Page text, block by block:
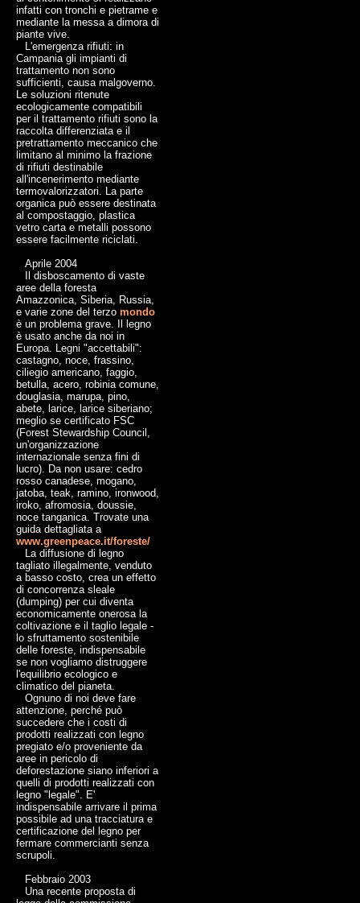
infatti con tronchi e pietrame e
mediante la messa a dimora di
piante vive.
L'emergenza rifiuti: in
Campania gli impianti di
trattamento non sono
sufficienti, causa malgoverno.
Le soluzioni ritenute
ecologicamente compatibili
per il trattamento rifiuti sono la
raccolta differenziata e il
pretrattamento meccanico che
limitano al minimo la frazione
di rifiuti destinabile
all'incenerimento mediante
termovalorizzatori. La parte
organica può essere destinata
al compostaggio, plastica
vetro carta e metalli possono
essere facilmente riciclati.
Aprile 2004
Il disboscamento di vaste
aree della foresta
Amazzonica, Siberia, Russia,
e varie zone del terzo mondo
è un problema grave. Il legno
è usato anche da noi in
Europa. Legni "accettabili":
castagno, noce, frassino,
ciliegio americano, faggio,
betulla, acero, robinia comune,
douglasia, marupa, pino,
abete, larice, larice siberiano;
meglio se certificato FSC
(Forest Stewardship Council,
un'organizzazione
internazionale senza fini di
lucro). Da non usare: cedro
rosso canadese, mogano,
jatoba, teak, ramino, ironwood,
iroko, afromosia, doussie,
noce tanganica. Trovate una
guida dettagliata a
www.greenpeace.it/foreste/
La diffusione di legno
tagliato illegalmente, venduto
a basso costo, crea un effetto
di concorrenza sleale
(dumping) per cui diventa
economicamente onerosa la
coltivazione e il taglio legale -
lo sfruttamento sostenibile
delle foreste, indispensabile
se non vogliamo distruggere
l'equilibrio ecologico e
climatico del pianeta.
Ognuno di noi deve fare
attenzione, perché può
succedere che i costi di
prodotti realizzati con legno
pregiato e/o proveniente da
aree in pericolo di
deforestazione siano inferiori a
quelli di prodotti realizzati con
legno "legale". E'
indispensabile arrivare il prima
possibile ad una tracciatura e
certificazione del legno per
fermare commercianti senza
scrupoli.
Febbraio 2003
Una recente proposta di